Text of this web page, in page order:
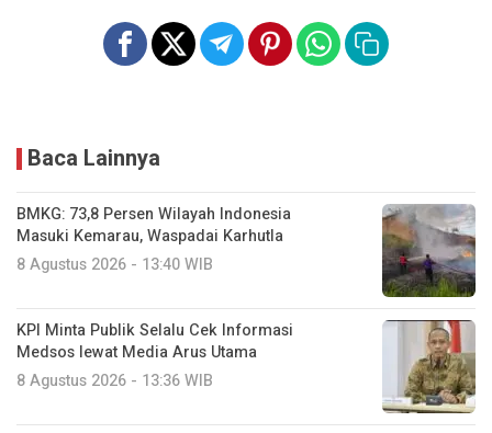
Baca Lainnya
BMKG: 73,8 Persen Wilayah Indonesia
Masuki Kemarau, Waspadai Karhutla
8 Agustus 2026 - 13:40 WIB
KPI Minta Publik Selalu Cek Informasi
Medsos lewat Media Arus Utama
8 Agustus 2026 - 13:36 WIB